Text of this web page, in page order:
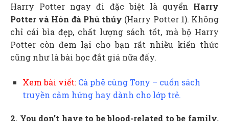
Harry Potter ngay đi đặc biệt là quyển Harry
Potter và Hòn đá Phù thủy (Harry Potter 1). Không
chỉ cái bìa đẹp, chất lượng sách tốt, mà bộ Harry
Potter còn đem lại cho bạn rất nhiều kiến thức
cũng như là bài học đắt giá nữa đấy.
Xem bài viết: Cà phê cùng Tony – cuốn sách
truyền cảm hứng hay dành cho lớp trẻ.
2. You don’t have to be blood-related to be family.